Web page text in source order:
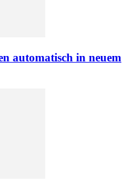
automatisch in neuem